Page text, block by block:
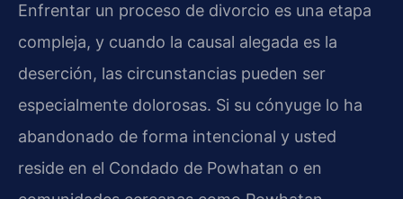
Enfrentar un proceso de divorcio es una etapa
compleja, y cuando la causal alegada es la
deserción, las circunstancias pueden ser
especialmente dolorosas. Si su cónyuge lo ha
abandonado de forma intencional y usted
reside en el Condado de Powhatan o en